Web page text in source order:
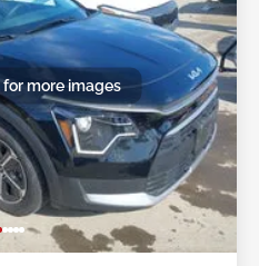
more images